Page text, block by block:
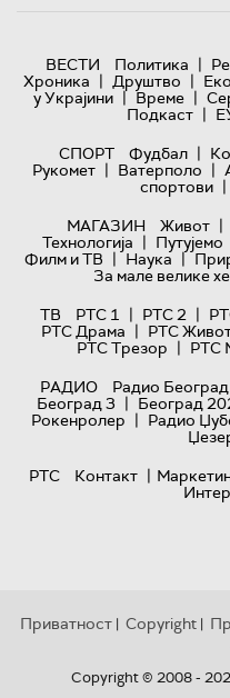
ВЕСТИ Политика |
Хроника | Друштво |
у Украјини | Време |
Подкаст |
СПОРТ
Фудбал |
Рукомет | Ватерполо |
спортови |
МАГАЗИН
Живот |
Технологијa | Путујемо
Филм и ТВ | Наука |
За мале велике
ТВ
РТС 1 | РТС 2 |
РТС Драма | РТС
РТС Трезор | РТС
РАДИО
Радио
Београд 3 | Београд
Рокенролер | Радио
РТС
Контакт |
Приватност | Copyright |
Copyright © 2008 -